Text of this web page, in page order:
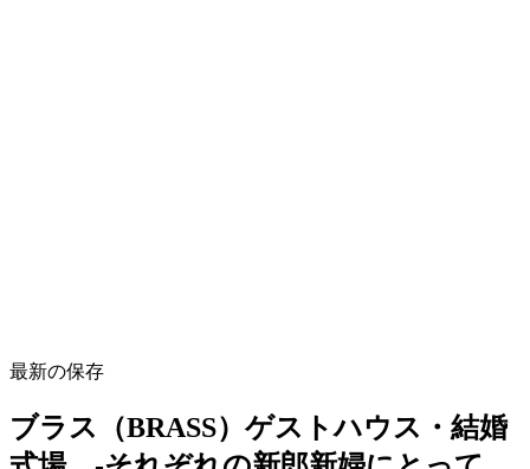
最新の保存
ブラス（BRASS）ゲストハウス・結婚